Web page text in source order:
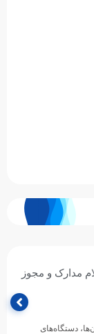
مدارک و مجوز
دستگاه‌های